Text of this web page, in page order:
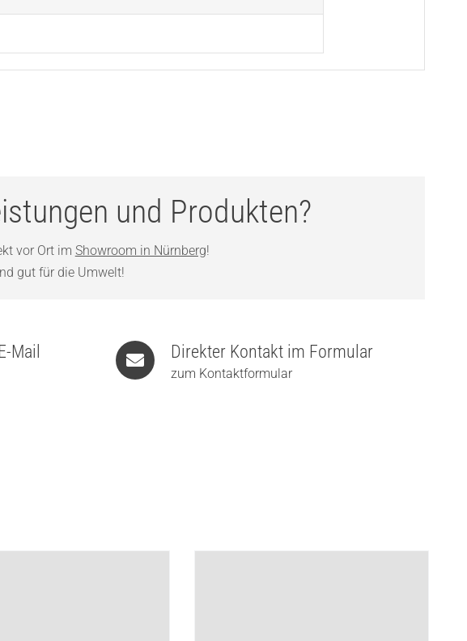
und Produkten?
vor Ort im Showroom in Nürnberg!
gut für die Umwelt!
Mail Direkter Kontakt im Formular
zum Kontaktformular